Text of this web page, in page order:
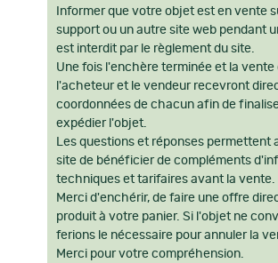
RAV (Vidéo Activée par Recul) Oui
Compas électronique Oui
Zoom fluide Oui
Radar Oui
Réticules Multiples Modèles et Options de
Personnalisés
Éditeur de Réticules Oui
Microphone Oui
USB, Type C Oui
Montage Anneau Standard de 30 mm (inclus)
Informer que votre objet est en vente
support ou un autre site web pendant
est interdit par le règlement du site.
Une fois l'enchère terminée et la vente
l'acheteur et le vendeur recevront
coordonnées de chacun afin de
expédier l'objet.
Les questions et réponses permettent
site de bénéficier de compléments
techniques et tarifaires avant la vente.
Merci d'enchérir, de faire une offre
produit à votre panier. Si l'objet ne
ferions le nécessaire pour annuler la
Merci pour votre compréhension.